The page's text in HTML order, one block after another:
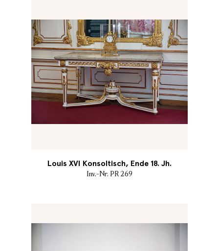
Louis XVI Konsoltisch, Ende 18. Jh.
Inv.-Nr. PR 269